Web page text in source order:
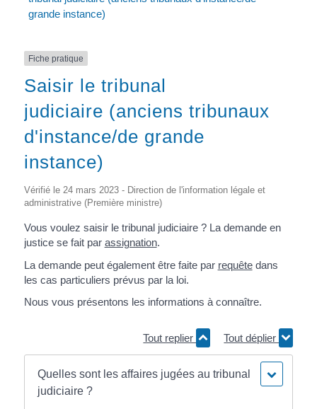
grande instance)
Fiche pratique
Saisir le tribunal
judiciaire (anciens tribunaux
d'instance/de grande
instance)
Vérifié le 24 mars 2023 - Direction de l'information légale et
administrative (Première ministre)
Vous voulez saisir le tribunal judiciaire ? La demande en
justice se fait par assignation.
La demande peut également être faite par requêtedans
les cas particuliers prévus par la loi.
Nous vous présentons les informations à connaître.
Tout replier Tout déplier
Quelles sont les affaires jugées au tribunal
judiciaire ?